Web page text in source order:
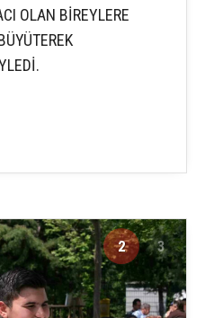
OLAN BİREYLERE
2 3